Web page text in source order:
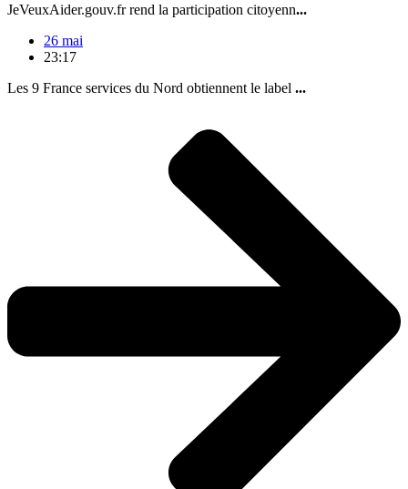
JeVeuxAider.gouv.fr rend la participation citoyenn...
26 mai
23:17
Les 9 France services du Nord obtiennent le label ...